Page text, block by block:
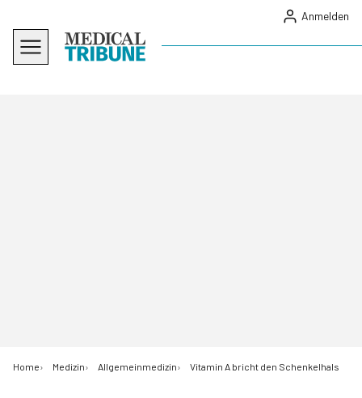
Anmelden
Home Medizin Allgemeinmedizin Vitamin A bricht den Schenkelhals